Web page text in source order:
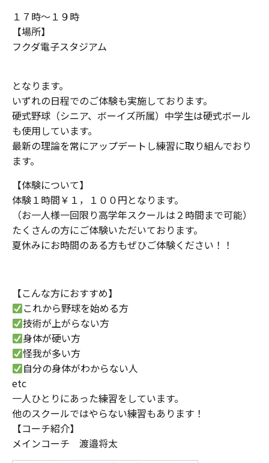
１７時〜１９時
【場所】
フクダ電子スタジアム
となります。
いずれの日程でのご体験も実施しております。
硬式野球（シニア、ボーイズ所属）中学生は硬式ボール
も使用しています。
最新の理論を常にアップデートし練習に取り組んでおり
ます。
【体験について】
体験１時間￥１，１００円となります。
（お一人様一回限り高学年スクールは２時間まで可能）
たくさんの方にご体験いただいております。
夏休みにお時間のある方もぜひご体験ください！！
【こんな方におすすめ】
これから野球を始める方
技術が上がらない方
身体が硬い方
怪我が多い方
自分の身体がわからない人
etc
一人ひとりにあった練習をしています。
他のスクールではやらない練習もあります！
【コーチ紹介】
メインコーチ 渡邉将太